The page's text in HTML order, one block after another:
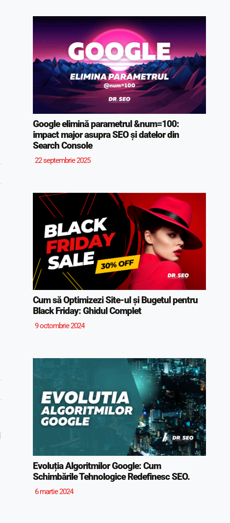
Google elimină parametrul &num=100:
impact major asupra SEO și datelor din
Search Console
22 septembrie 2025
Cum să Optimizezi Site-ul și Bugetul pentru
Black Friday: Ghidul Complet
9 octombrie 2024
Evoluția Algoritmilor Google: Cum
Schimbările Tehnologice Redefinesc SEO.
6 martie 2024